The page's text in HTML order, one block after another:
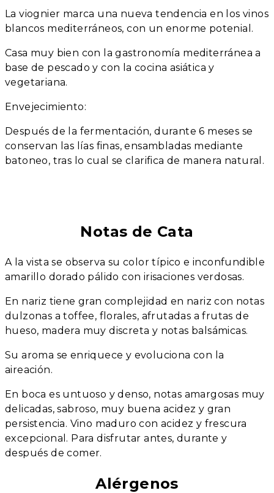
La viognier marca una nueva tendencia en los vinos
blancos mediterráneos, con un enorme potenial.
Casa muy bien con la gastronomía mediterránea a
base de pescado y con la cocina asiática y
vegetariana.
Envejecimiento:
Después de la fermentación, durante 6 meses se
conservan las lías finas, ensambladas mediante
batoneo, tras lo cual se clarifica de manera natural.
Notas de Cata
A la vista se observa su color típico e inconfundible
amarillo dorado pálido con irisaciones verdosas.
En nariz tiene gran complejidad en nariz con notas
dulzonas a toffee, florales, afrutadas a frutas de
hueso, madera muy discreta y notas balsámicas.
Su aroma se enriquece y evoluciona con la
aireación.
En boca es untuoso y denso, notas amargosas muy
delicadas, sabroso, muy buena acidez y gran
persistencia. Vino maduro con acidez y frescura
excepcional. Para disfrutar antes, durante y
después de comer.
Alérgenos